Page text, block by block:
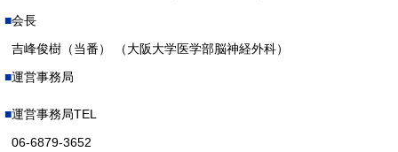
会長
吉峰俊樹（当番） （大阪大学医学部脳神経外科）
運営事務局
運営事務局TEL
06-6879-3652